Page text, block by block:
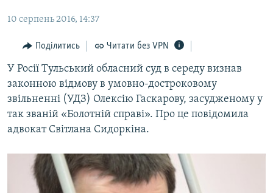
Перейти
пошуку
ПОГЛЯД
ІНТЕРВ'Ю
ВСЕ ЗА ДЕНЬ
СПЕЦПРОЕКТИ
ДЕПОРТАЦІЯ
СВІДЧЕННЯ ОКУПАЦІЇ
УКРАЇНСЬКА ПРОБЛЕМА КРИМУ
ЯК ОБІЙТИ БЛОКУВАННЯ
Qırımtatar
10 серпень 2016, 14:37
Поділитись Читати без VPN
У Росії Тульський обласний суд в середу визнав
законною відмову в умовно-достроковому
звільненні (УДЗ) Олексію Гаскарову, засудженому у
так званій «Болотній справі». Про це повідомила
адвокат Світлана Сидоркіна.